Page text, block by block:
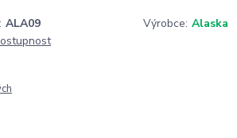
ALA09 Výrobce: Alaska